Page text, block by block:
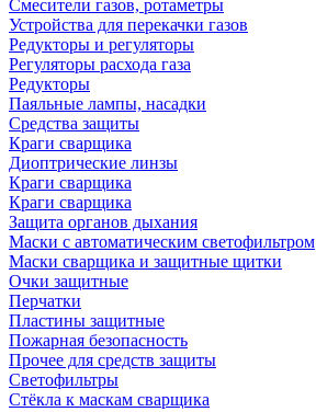
Смесители газов, ротаметры
Устройства для перекачки газов
Редукторы и регуляторы
Регуляторы расхода газа
Редукторы
Паяльные лампы, насадки
Средства защиты
Краги сварщика
Диоптрические линзы
Краги сварщика
Краги сварщика
Защита органов дыхания
Маски с автоматическим светофильтром
Маски сварщика и защитные щитки
Очки защитные
Перчатки
Пластины защитные
Пожарная безопасность
Прочее для средств защиты
Светофильтры
Стёкла к маскам сварщика